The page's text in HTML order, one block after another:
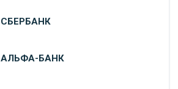
СБЕРБАНК
АЛЬФА-БАНК